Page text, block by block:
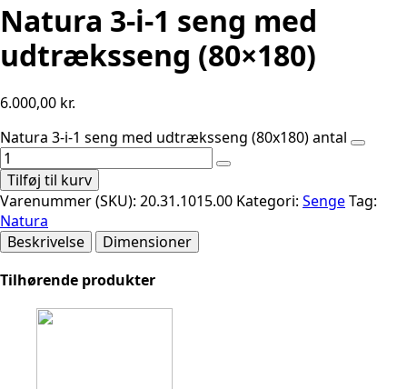
Natura 3-i-1 seng med
udtræksseng (80×180)
6.000,00 kr.
Natura 3-i-1 seng med udtræksseng (80x180) antal
Tilføj til kurv
Varenummer (SKU): 20.31.1015.00 Kategori: SengeTag:
Natura
Beskrivelse
Dimensioner
Tilhørende produkter